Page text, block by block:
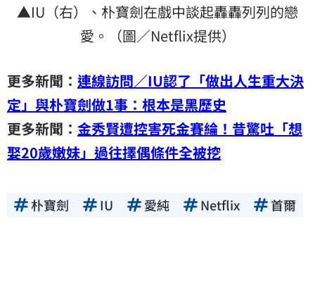
▲IU（右）、朴寶劍在戲中談起轟轟列列的戀
愛。（圖／Netflix提供）
更多新聞： 連線訪問／IU認了「做出人生重大決
定」與朴寶劍做1事：根本是黑歷史
更多新聞： 金秀賢遭控害死金賽綸！昔驚吐「想
娶20歲嫩妹」過往擇偶條件全被挖
朴寶劍 IU 愛純 Netflix 首爾